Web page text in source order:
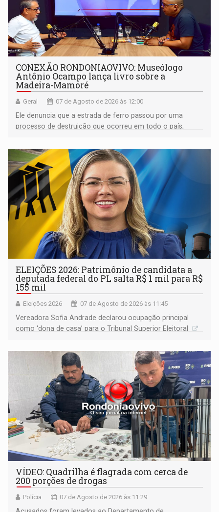
CONEXÃO RONDONIAOVIVO: Museólogo
Antônio Ocampo lança livro sobre a
Madeira-Mamoré
Geral 07 de Agosto de 2026 às 12:00
Ele denuncia que a estrada de ferro passou por uma
processo de destruição que ocorreu em todo o país,
ELEIÇÕES 2026: Patrimônio de candidata a
deputada federal do PL salta R$ 1 mil para R$
155 mil
Eleições 2026 07 de Agosto de 2026 às 11:45
Vereadora Sofia Andrade declarou ocupação principal
como ‘dona de casa’ para o Tribunal Superior Eleitoral
VÍDEO: Quadrilha é flagrada com cerca de
200 porções de drogas
Polícia 07 de Agosto de 2026 às 11:29